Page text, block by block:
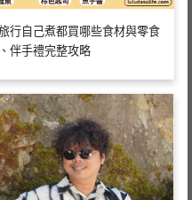
行自己煮都買哪些食材與零食
伴手禮完整攻略